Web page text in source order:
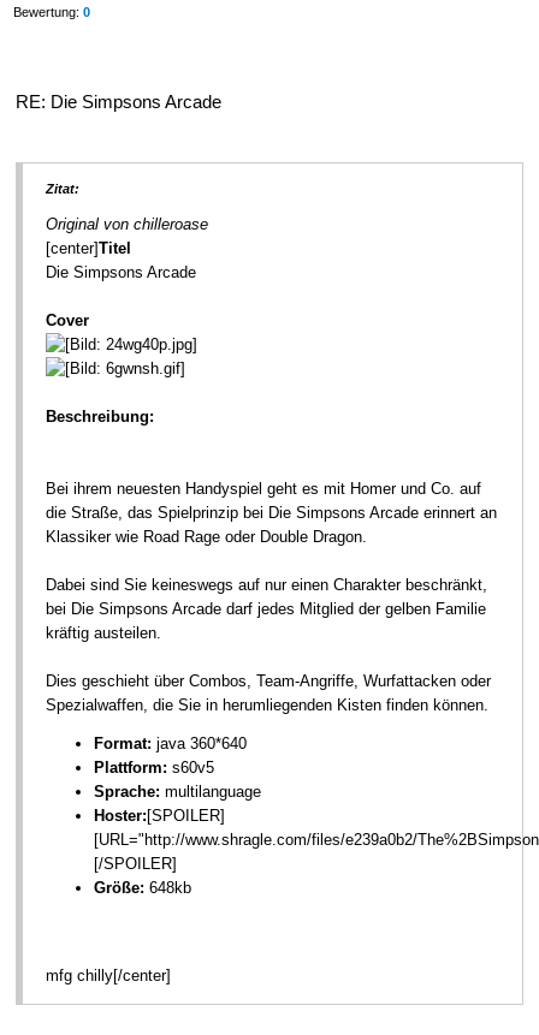
Bewertung: 0
RE: Die Simpsons Arcade
Zitat:
Original von chilleroase
[center]Titel
Die Simpsons Arcade
Cover
Beschreibung:
Bei ihrem neuesten Handyspiel geht es mit Homer und Co. auf
die Straße, das Spielprinzip bei Die Simpsons Arcade erinnert an
Klassiker wie Road Rage oder Double Dragon.
Dabei sind Sie keineswegs auf nur einen Charakter beschränkt,
bei Die Simpsons Arcade darf jedes Mitglied der gelben Familie
kräftig austeilen.
Dies geschieht über Combos, Team-Angriffe, Wurfattacken oder
Spezialwaffen, die Sie in herumliegenden Kisten finden können.
Format: java 360*640
Plattform: s60v5
Sprache: multilanguage
Hoster: [SPOILER]
[URL="http://www.shragle.com/files/e239a0b2/
[/SPOILER]
Größe: 648kb
mfg chilly[/center]